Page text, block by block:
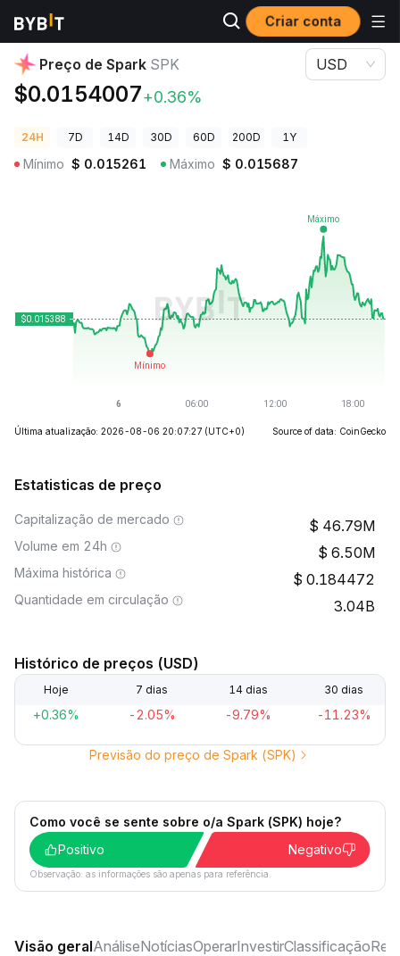
Criar conta
Preços de Criptomoedas Preço de Spark SPK
Preço de Spark SPK
$0.0154007+0.36%
USD
24H 7D 14D 30D 60D 200D 1Y
Mínimo $ 0.015261 Máximo $ 0.015687
Última atualização: 2026-08-06 20:07:27 (UTC+0) Source of data: CoinGecko
Estatisticas de preço
Capitalização de mercado 46.79M
Volume em 24h 6.50M
Máxima histórica 0.184472
Quantidade em circulação 3.04B
Histórico de preços (USD)
Hoje 7 dias 14 dias 30 dias
+0.36% -2.05% -9.79% -11.23%
Previsão do preço de Spark (SPK)
Como você se sente sobre o/a Spark (SPK) hoje?
Positivo
Negativo
Observação: as informações são apenas para referência.
Visão geralAnáliseNotíciasOperarInvestirClassificação